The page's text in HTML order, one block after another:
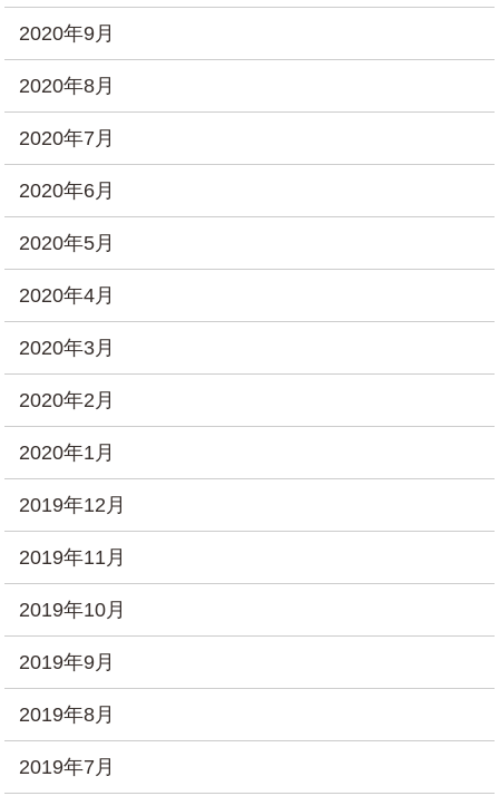
2020年9月
2020年8月
2020年7月
2020年6月
2020年5月
2020年4月
2020年3月
2020年2月
2020年1月
2019年12月
2019年11月
2019年10月
2019年9月
2019年8月
2019年7月